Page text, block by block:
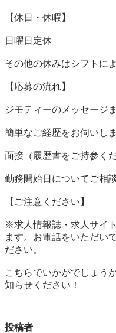
【休日・休暇】
日曜日定休
その他の休みはシフトに
【応募の流れ】
ジモティーのメッセージ
簡単なご経歴をお伺いしま
面接（履歴書をご持参くだ
勤務開始日についてご相
【ご注意ください】
※求人情報誌・求人サイ
ます。お電話をいただい
ださい。
こちらでいかがでしょう
知らせください！
投稿者